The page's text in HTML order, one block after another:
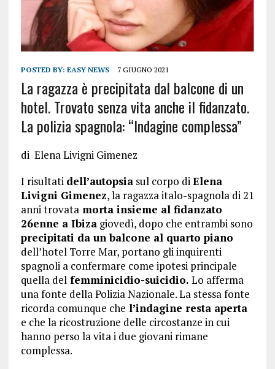
POSTED BY: EASY NEWS 7 GIUGNO 2021
La ragazza è precipitata dal balcone di un
hotel. Trovato senza vita anche il fidanzato.
La polizia spagnola: “Indagine complessa”
di Elena Livigni Gimenez
I risultati dell’autopsiasul corpo diElena
Livigni Gimenez, la ragazza italo-spagnola di 21
anni trovatamorta insieme al fidanzato
26enne a Ibizagiovedì, dopo che entrambi sono
precipitati da un balcone al quarto piano
dell’hotel Torre Mar, portano gli inquirenti
spagnoli a confermare come ipotesi principale
quella delfemminicidio-suicidio. Lo afferma
una fonte della Polizia Nazionale. La stessa fonte
ricorda comunque che l’indagine resta aperta
e che la ricostruzione delle circostanze in cui
hanno perso la vita i due giovani rimane
complessa.